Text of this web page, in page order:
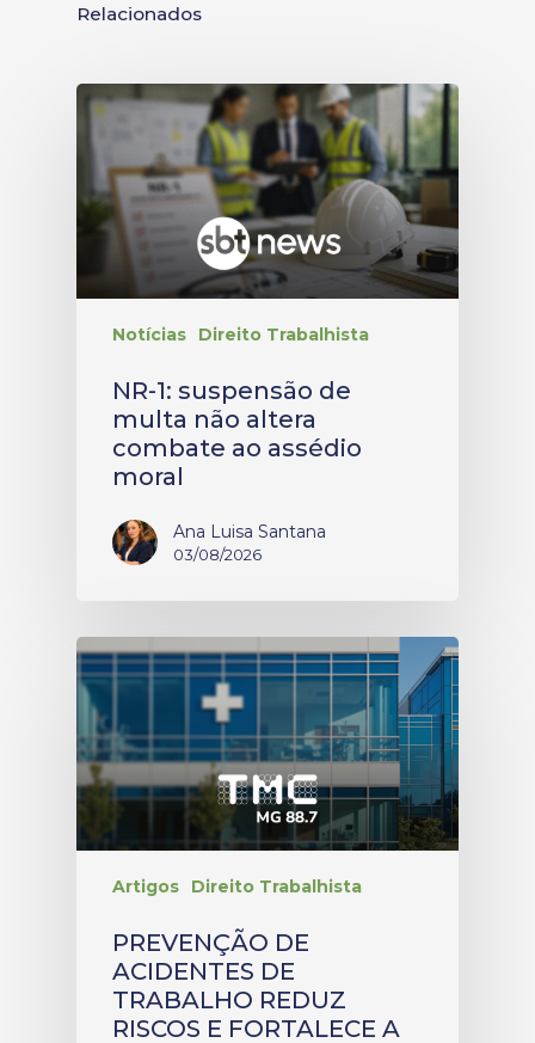
Relacionados
Notícias Direito Trabalhista
NR-1: suspensão de
multa não altera
combate ao assédio
moral
Ana Luisa Santana
03/08/2026
Artigos Direito Trabalhista
PREVENÇÃO DE
ACIDENTES DE
TRABALHO REDUZ
RISCOS E FORTALECE A